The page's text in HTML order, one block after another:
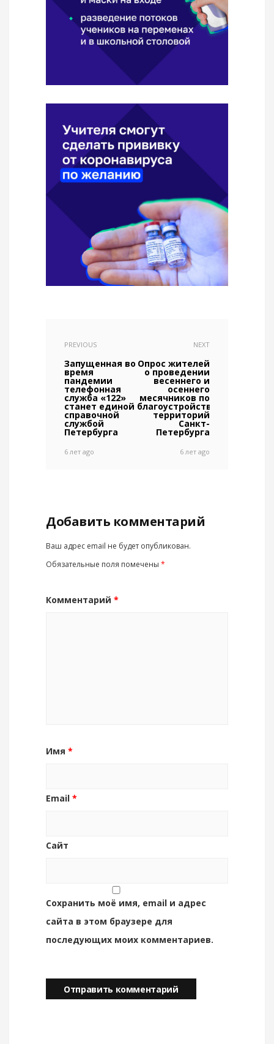
PREVIOUS
Запущенная во
время
пандемии
телефонная
служба «122»
станет единой
справочной
службой
Петербурга
6 лет ago
NEXT
Опрос жителей
о проведении
весеннего и
осеннего
месячников по
благоустройству
территорий
Санкт-
Петербурга
6 лет ago
Добавить комментарий
Ваш адрес email не будет опубликован.
Обязательные поля помечены *
Комментарий *
Имя *
Email *
Сайт
Сохранить моё имя, email и адрес
сайта в этом браузере для
последующих моих комментариев.